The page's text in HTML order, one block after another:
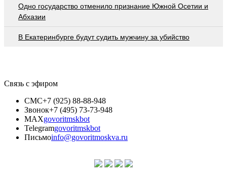
Одно государство отменило признание Южной Осетии и
Абхазии
В Екатеринбурге будут судить мужчину за убийство
Связь с эфиром
СМС+7 (925) 88-88-948
Звонок+7 (495) 73-73-948
MAXgovoritmskbot
Telegramgovoritmskbot
Письмоinfo@govoritmoskva.ru